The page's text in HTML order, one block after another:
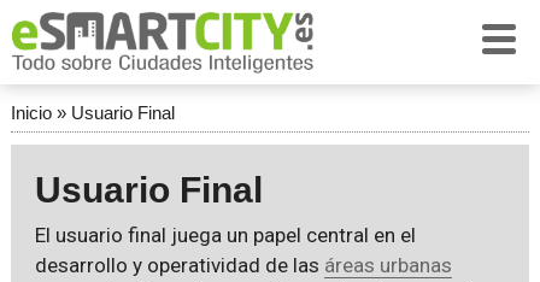
Inicio» Usuario Final
Usuario Final
El usuario final juega un papel central en el
desarrollo y operatividad de las áreas urbanas